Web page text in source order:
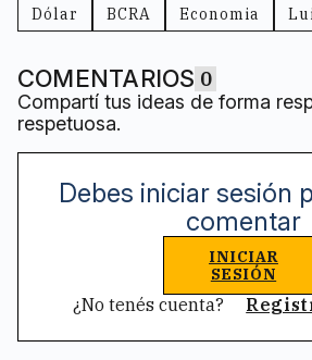
Dólar BCRA Economia
COMENTARIOS 0
Compartí tus ideas de forma
respetuosa.
Debes iniciar sesión
comentar
INICIAR
SESIÓN
¿No tenés cuenta?